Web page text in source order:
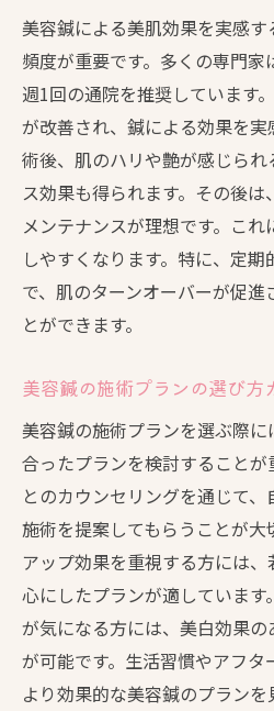
美容鍼による美肌効果を実感
頻度が重要です。多くの専門
週1回の通院を推奨しています
が改善され、鍼による効果を
術後、肌のハリや艶が感じら
ス効果も得られます。その後
メンテナンスが理想です。こ
しやすくなります。特に、定
で、肌のターンオーバーが促
とができます。
美容鍼の施術プランの選び方
美容鍼の施術プランを選ぶ際
合ったプランを検討すること
とのカウンセリングを通じて
施術を提案してもらうことが大
アップ効果を重視する方には
心にしたプランが適しています
が気になる方には、美白効果
が可能です。生活習慣やアフタ
より効果的な美容鍼のプラン